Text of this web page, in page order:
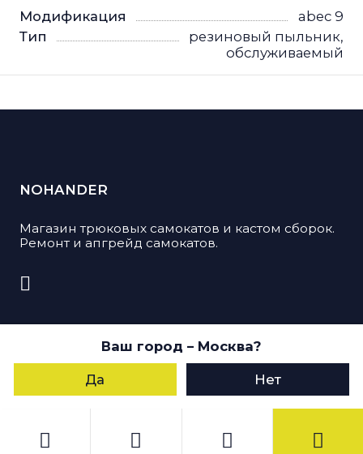
Ваш город – Москва?
Да Нет
Модификация
abec 9
Тип
резиновый пыльник,
обслуживаемый
NOHANDER
Магазин трюковых самокатов и кастом сборок.
Ремонт и апгрейд самокатов.
© 2026, Nohander. Все права защищены
Пользуясь данным сайтом, Вы даете согласие
на обработку своих персональных данных